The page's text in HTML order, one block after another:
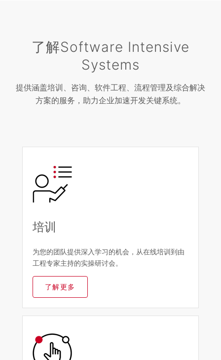
了解Software Intensive
Systems
提供涵盖培训、咨询、软件工程、流程管理及综合解决
方案的服务，助力企业加速开发关键系统。
培训
为您的团队提供深入学习的机会，从在线培训到由
工程专家主持的实操研讨会。
了解更多